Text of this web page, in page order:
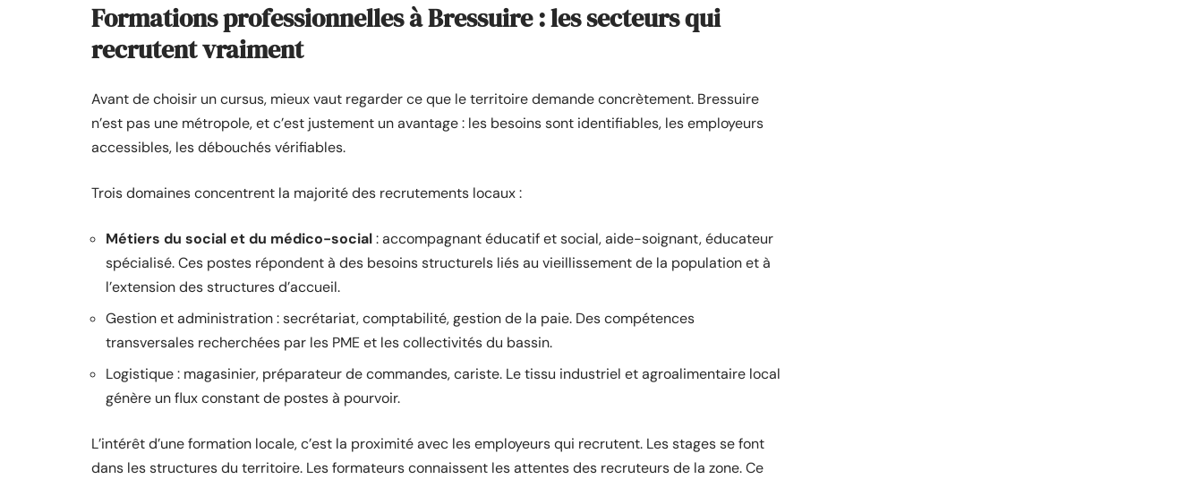
Formations professionnelles à Bressuire : les secteurs qui
recrutent vraiment
Avant de choisir un cursus, mieux vaut regarder ce que le territoire demande concrètement. Bressuire
n’est pas une métropole, et c’est justement un avantage : les besoins sont identifiables, les employeurs
accessibles, les débouchés vérifiables.
Trois domaines concentrent la majorité des recrutements locaux :
Métiers du social et du médico-social: accompagnant éducatif et social, aide-soignant, éducateur
spécialisé. Ces postes répondent à des besoins structurels liés au vieillissement de la population et à
l’extension des structures d’accueil.
Gestion et administration : secrétariat, comptabilité, gestion de la paie. Des compétences
transversales recherchées par les PME et les collectivités du bassin.
Logistique : magasinier, préparateur de commandes, cariste. Le tissu industriel et agroalimentaire local
génère un flux constant de postes à pourvoir.
L’intérêt d’une formation locale, c’est la proximité avec les employeurs qui recrutent. Les stages se font
dans les structures du territoire. Les formateurs connaissent les attentes des recruteurs de la zone. Ce